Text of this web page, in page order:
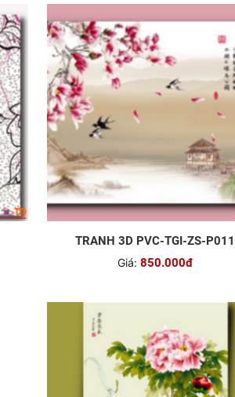
TRANH 3D PVC-TGI-ZS-P011
Giá: 850.000đ